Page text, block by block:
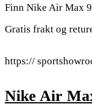
Finn Nike Air Max
Gratis frakt og
https://
Nike Air